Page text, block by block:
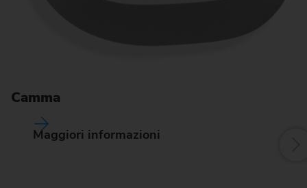
Camma
Maggiori informazioni